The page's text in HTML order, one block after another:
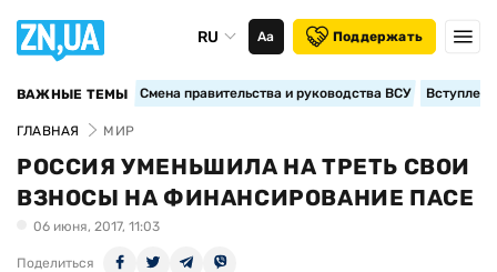
RU Аа Поддержать
ВАЖНЫЕ ТЕМЫ Смена правительства и руководства ВСУ
ГЛАВНАЯ МИР
РОССИЯ УМЕНЬШИЛА НА ТРЕТЬ СВОИ
ВЗНОСЫ НА ФИНАНСИРОВАНИЕ ПАСЕ
06 июня, 2017, 11:03
Поделиться